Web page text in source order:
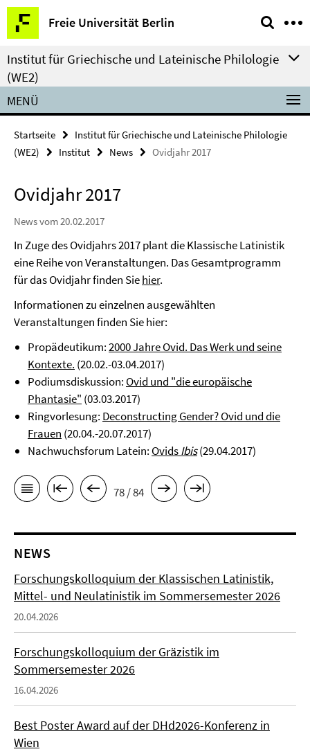
Springe
direkt
zu
Inhalt
Freie Universität Berlin
Service-
Navigation
Institut für Griechische und Lateinische Philologie
(WE2)
MENÜ
Startseite
Institut für Griechische und Lateinische Philologie
(WE2)
Institut News Ovidjahr 2017
Ovidjahr 2017
News vom 20.02.2017
In Zuge des Ovidjahrs 2017 plant die Klassische Latinistik
eine Reihe von Veranstaltungen. Das Gesamtprogramm
für das Ovidjahr finden Siehier.
Informationen zu einzelnen ausgewählten
Veranstaltungen finden Sie hier:
Propädeutikum:2000 Jahre Ovid. Das Werk und seine
Kontexte. (20.02.-03.04.2017)
Podiumsdiskussion: Ovid und "die europäische
Phantasie" (03.03.2017)
Ringvorlesung: Deconstructing Gender? Ovid und die
Frauen (20.04.-20.07.2017)
Nachwuchsforum Latein: OvidsIbis(29.04.2017)
78 / 84
NEWS
Forschungskolloquium der Klassischen Latinistik,
Mittel- und Neulatinistik im Sommersemester 2026
20.04.2026
Forschungskolloquium der Gräzistik im
Sommersemester 2026
16.04.2026
Best Poster Award auf der DHd2026-Konferenz in
Wien